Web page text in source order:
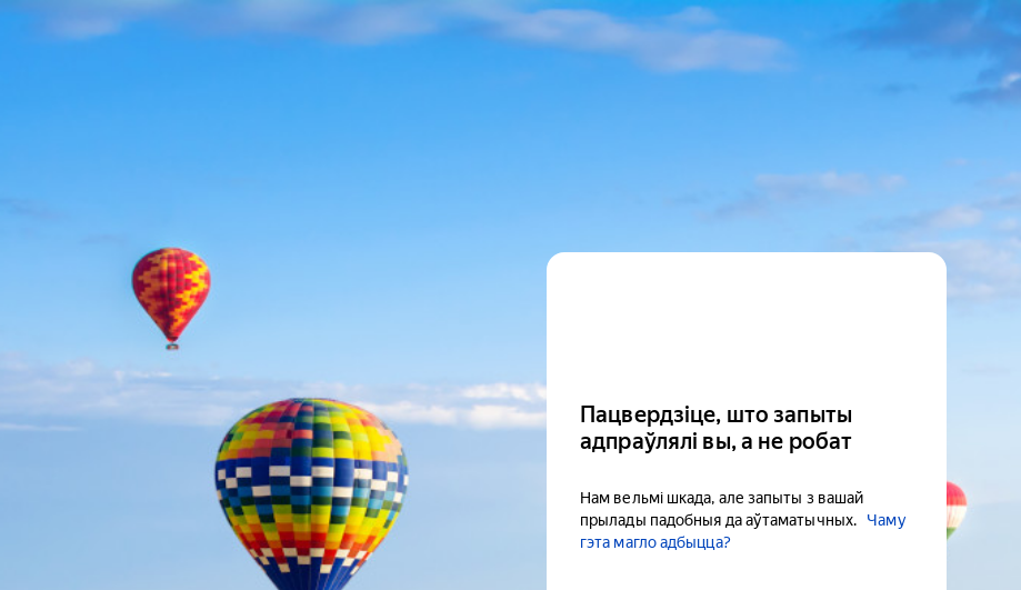
Пацвердзіце, што запыты
адпраўлялі вы, а не робат
Нам вельмі шкада, але запыты з вашай
прылады падобныя да аўтаматычных.
Чаму
гэта магло адбыцца?